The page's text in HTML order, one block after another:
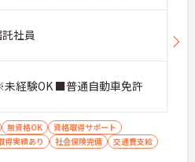
社員
経験OK ■普通自動車免許
無資格OK
資格取得サポート
得実績あり 社会保険完備
交通費支給